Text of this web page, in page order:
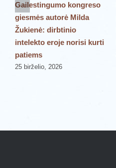
Gailestingumo kongreso
giesmės autorė Milda
Žukienė: dirbtinio
intelekto eroje norisi kurti
patiems
25 birželio, 2026